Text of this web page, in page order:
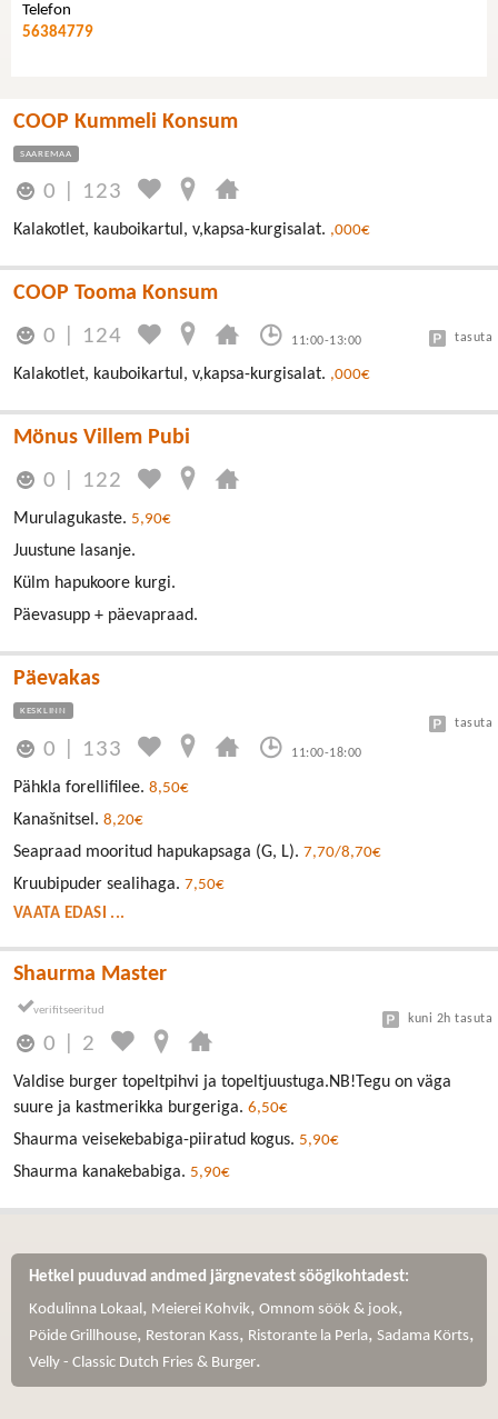
Telefon
56384779
COOP Kummeli Konsum
SAAREMAA
0 123
Kalakotlet, kauboikartul, v,kapsa-kurgisalat. ,000€
COOP Tooma Konsum
0 124 11:00-13:00 tasuta
Kalakotlet, kauboikartul, v,kapsa-kurgisalat. ,000€
Mönus Villem Pubi
0 122
Murulagukaste. 5,90€
Juustune lasanje.
Külm hapukoore kurgi.
Päevasupp + päevapraad.
Päevakas
KESKLINN
0 133 11:00-18:00
tasuta
Pähkla forellifilee. 8,50€
Kanašnitsel. 8,20€
Seapraad mooritud hapukapsaga (G, L). 7,70/8,70€
Kruubipuder sealihaga. 7,50€
VAATA EDASI ...
Shaurma Master
0 2
kuni 2h tasuta
Valdise burger topeltpihvi ja topeltjuustuga.NB!Tegu on väga
suure ja kastmerikka burgeriga. 6,50€
Shaurma veisekebabiga-piiratud kogus. 5,90€
Shaurma kanakebabiga. 5,90€
Hetkel puuduvad andmed järgnevatest söögikohtadest:
Kodulinna Lokaal , Meierei Kohvik, Omnom söök & jook,
Pöide Grillhouse, Restoran Kass, Ristorante la Perla, Sadama Körts,
Velly - Classic Dutch Fries & Burger.